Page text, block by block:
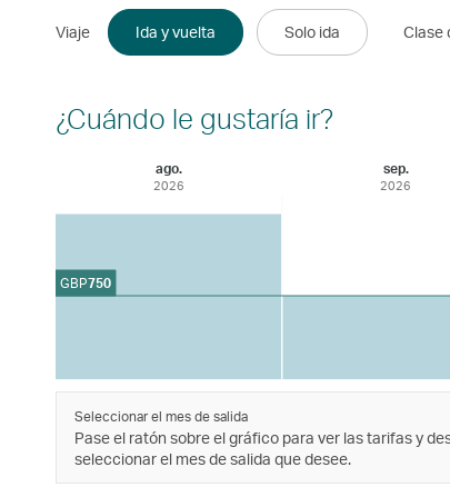
Viaje Ida y vuelta Solo ida Clase
¿Cuándo le gustaría ir?
ago.
2026
sep.
2026
GBP750
Seleccionar el mes de salida
Pase el ratón sobre el gráfico para ver las tarifas y
seleccionar el mes de salida que desee.